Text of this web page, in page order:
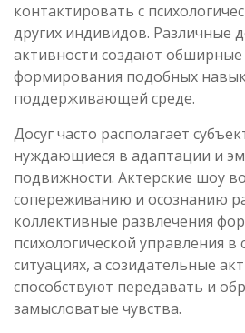
контактировать с
других индивидов. Различные
активности создают
формирования подобных
поддерживающей среде.
Досуг часто располагает
нуждающиеся в адаптации и
подвижности. Актерские шоу
сопереживанию и осознанию
коллективные развлечения
психологической управления в
ситуациях, а созидательные
способствуют передавать и
замысловатые чувства.